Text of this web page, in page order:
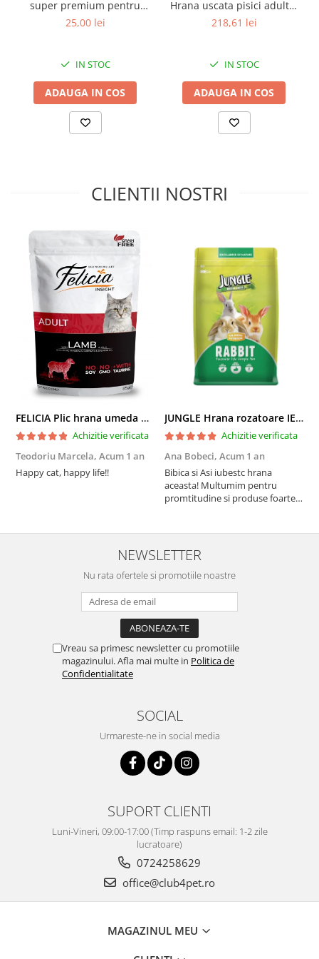
super premium pentru
pisici, Active Carbon, 5L
25,00 lei
IN STOC
ADAUGA IN COS
Hrana uscata pisici adulte,
Pui, 14kg
218,61 lei
IN STOC
ADAUGA IN COS
CLIENTII NOSTRI
FELICIA Plic hrana umeda pentru pisici adulte, cu Miel, Set 12x85g
Achizitie verificata
Teodoriu Marcela, Acum 1 an
Happy cat, happy life!!
JUNGLE Hrana rozatoare IEPURI 500g
Achizitie verificata
Ana Bobeci, Acum 1 an
Bibica si Asi iubestc hrana
aceasta! Multumim pentru
promtitudine si produse foarte
NEWSLETTER
Nu rata ofertele si promotiile noastre
Vreau sa primesc newsletter cu promotiile
magazinului. Afla mai multe in Politica de
Confidentialitate
SOCIAL
Urmareste-ne in social media
SUPORT CLIENTI
Luni-Vineri, 09:00-17:00 (Timp raspuns email: 1-2 zile
lucratoare)
0724258629
office@club4pet.ro
MAGAZINUL MEU